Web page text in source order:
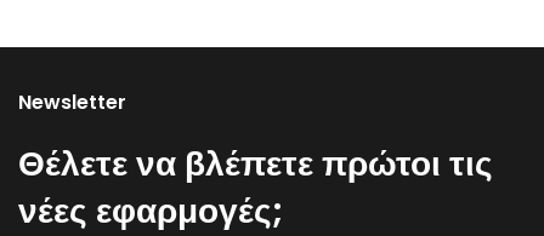
Newsletter
Θέλετε να βλέπετε πρώτοι τις
νέες εφαρμογές;